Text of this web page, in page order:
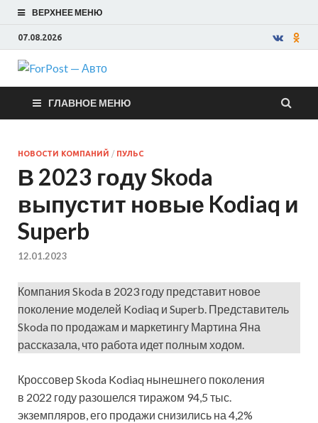
ВЕРХНЕЕ МЕНЮ
07.08.2026
ForPost —
Авто
ГЛАВНОЕ МЕНЮ
НОВОСТИ КОМПАНИЙ / ПУЛЬС
В 2023 году Skoda
выпустит новые Kodiaq и
Superb
12.01.2023
Компания Skoda в 2023 году представит новое
поколение моделей Kodiaq и Superb. Представитель
Skoda по продажам и маркетингу Мартина Яна
рассказала, что работа идет полным ходом.
Кроссовер Skoda Kodiaq нынешнего поколения
в 2022 году разошелся тиражом 94,5 тыс.
экземпляров, его продажи снизились на 4,2%